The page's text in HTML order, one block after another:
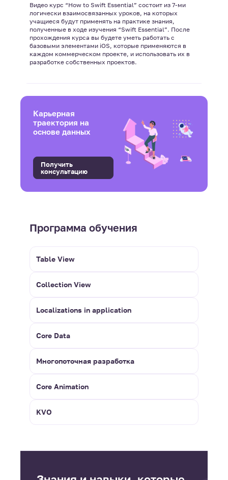
Видео курс “How to Swift Essential” состоит из 7-ми
логически взаимосвязанных уроков, на которых
учащиеся будут применять на практике знания,
полученные в ходе изучения “Swift Essential”. После
прохождения курса вы будете уметь работать с
базовыми элементами iOS, которые применяются в
каждом коммерческом проекте, и использовать их в
разработке собственных проектов.
Карьерная
траектория на
основе данных
Получить
консультацию
Программа обучения
Table View
Collection View
Localizations in application
Core Data
Многопоточная разработка
Core Animation
KVO